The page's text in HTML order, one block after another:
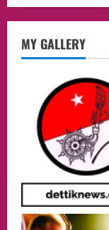
MY GALLERY
3